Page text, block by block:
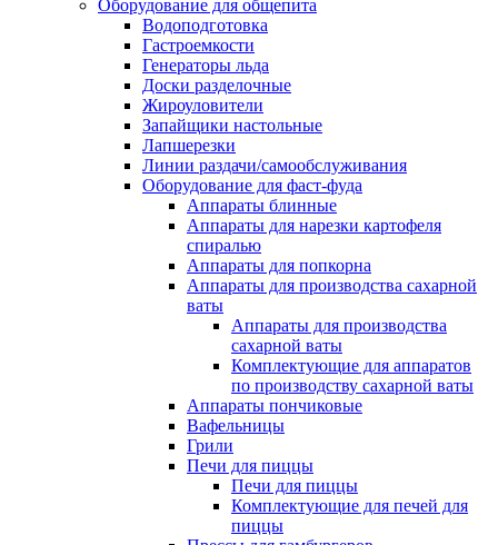
Оборудование для общепита
Водоподготовка
Гастроемкости
Генераторы льда
Доски разделочные
Жироуловители
Запайщики настольные
Лапшерезки
Линии раздачи/самообслуживания
Оборудование для фаст-фуда
Аппараты блинные
Аппараты для нарезки картофеля
спиралью
Аппараты для попкорна
Аппараты для производства сахарной
ваты
Аппараты для производства
сахарной ваты
Комплектующие для аппаратов
по производству сахарной ваты
Аппараты пончиковые
Вафельницы
Грили
Печи для пиццы
Печи для пиццы
Комплектующие для печей для
пиццы